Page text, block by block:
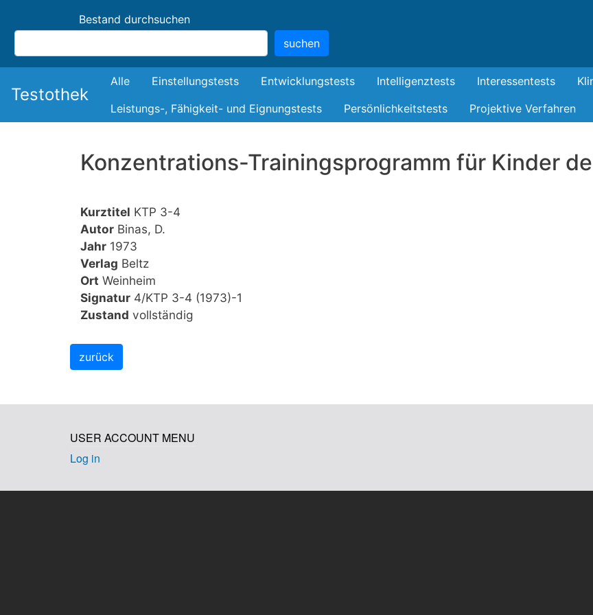
Bestand durchsuchen
suchen
Testothek
Bestand
Alle Einstellungstests Entwicklungstests Intelligenztests Interessentests
Leistungs-, Fähigkeit- und Eignungstests
Persönlichkeitstests Projektive Verfahren
Konzentrations-Trainingsprogramm für Kinder
Kurztitel KTP 3-4
Autor Binas, D.
Jahr 1973
Verlag Beltz
Ort Weinheim
Signatur 4/KTP 3-4 (1973)-1
Zustand vollständig
USER ACCOUNT MENU
Log in